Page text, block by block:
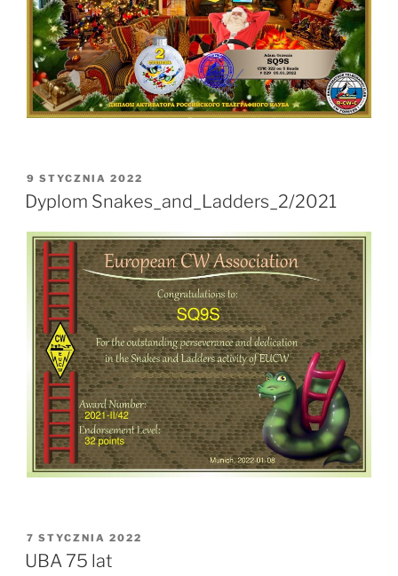
OPUBLIKOWANE
W
9 STYCZNIA 2022
Dyplom Snakes_and_Ladders_2/2021
OPUBLIKOWANE
W
7 STYCZNIA 2022
UBA 75 lat